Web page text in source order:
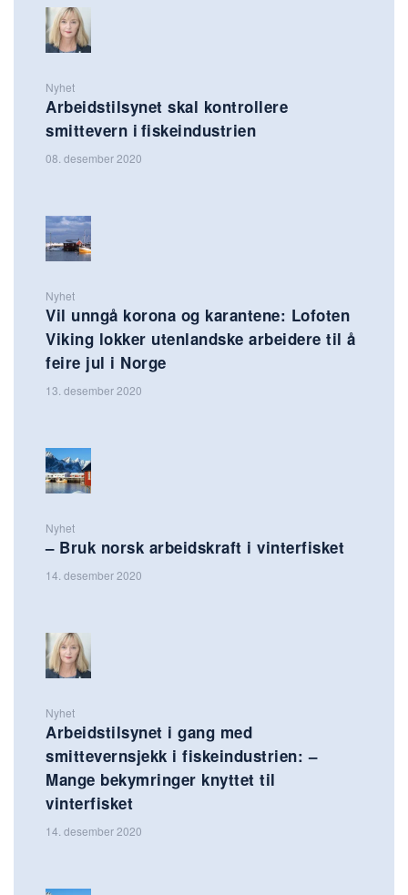
Nyhet
Arbeidstilsynet skal kontrollere
smittevern i fiskeindustrien
08. desember 2020
Nyhet
Vil unngå korona og karantene: Lofoten
Viking lokker utenlandske arbeidere til å
feire jul i Norge
13. desember 2020
Nyhet
– Bruk norsk arbeidskraft i vinterfisket
14. desember 2020
Nyhet
Arbeidstilsynet i gang med
smittevernsjekk i fiskeindustrien: –
Mange bekymringer knyttet til
vinterfisket
14. desember 2020